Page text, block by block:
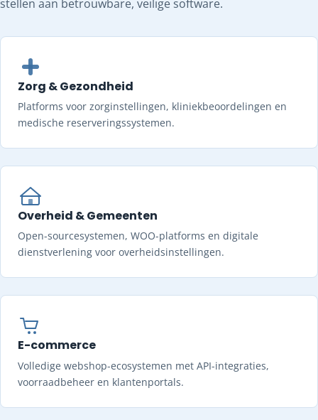
stellen aan betrouwbare, veilige software.
Zorg & Gezondheid
Platforms voor zorginstellingen, kliniekbeoordelingen en
medische reserveringssystemen.
Overheid & Gemeenten
Open-sourcesystemen, WOO-platforms en digitale
dienstverlening voor overheidsinstellingen.
E-commerce
Volledige webshop-ecosystemen met API-integraties,
voorraadbeheer en klantenportals.